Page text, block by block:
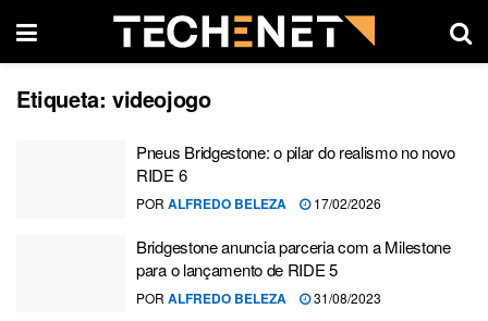
Etiqueta: videojogo
Pneus Bridgestone: o pilar do realismo no novo
RIDE 6
POR ALFREDO BELEZA 17/02/2026
Bridgestone anuncia parceria com a Milestone
para o lançamento de RIDE 5
POR ALFREDO BELEZA 31/08/2023